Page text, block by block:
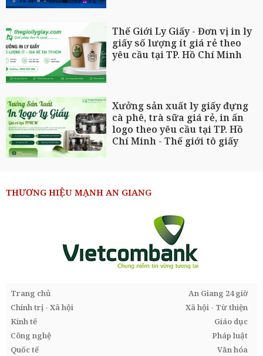
Thế Giới Ly Giấy - Đơn vị in ly
giấy số lượng ít giá rẻ theo
yêu cầu tại TP. Hồ Chí Minh
Xưởng sản xuất ly giấy đựng
cà phê, trà sữa giá rẻ, in ấn
logo theo yêu cầu tại TP. Hồ
Chí Minh - Thế giới tô giấy
THƯƠNG HIỆU MẠNH AN GIANG
Trang chủ
An Giang 24 giờ
Chính trị - Xã hội
Xã hội - Từ thiện
Kinh tế
Giáo dục
Công nghệ
Pháp luật
Quốc tế
Văn hóa